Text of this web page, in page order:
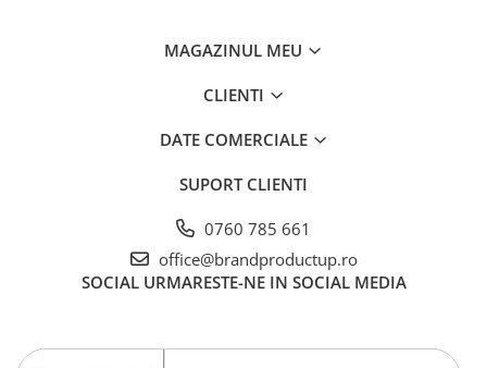
MAGAZINUL MEU
CLIENTI
DATE COMERCIALE
SUPORT CLIENTI
0760 785 661
office@brandproductup.ro
SOCIAL URMARESTE-NE IN SOCIAL MEDIA